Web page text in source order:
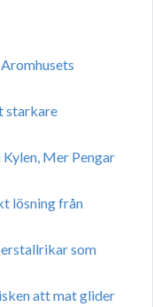
starkare
Mer Pengar
lösning från
som
att mat glider